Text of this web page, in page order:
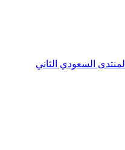
المنتدى السعودي الثاني